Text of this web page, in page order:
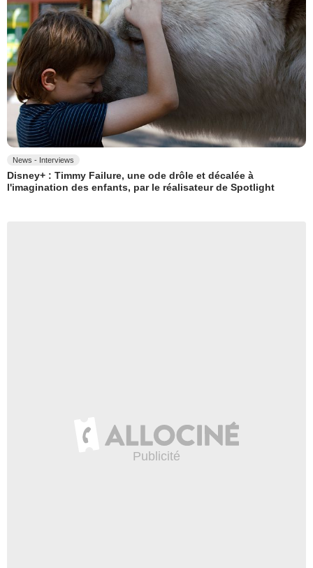
News - Interviews
Disney+ : Timmy Failure, une ode drôle et décalée à
l'imagination des enfants, par le réalisateur de Spotlight